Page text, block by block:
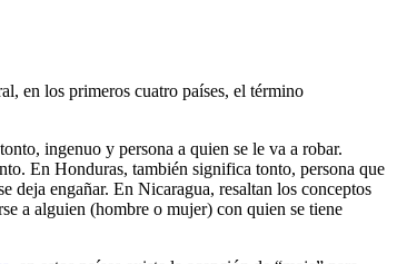
en los primeros cuatro países, el término
ingenuo y persona a quien se le va a robar.
En Honduras, también significa tonto, persona que
deja engañar. En Nicaragua, resaltan los conceptos
a alguien (hombre o mujer) con quien se tiene